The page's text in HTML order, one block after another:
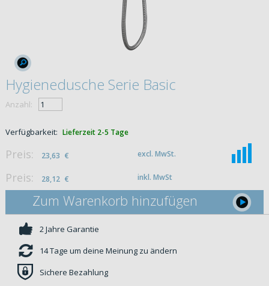
Hygienedusche Serie Basic
Anzahl:
Verfügbarkeit: Lieferzeit 2-5 Tage
Preis: 23,63 € excl. MwSt.
Preis: 28,12 € inkl. MwSt
Zum Warenkorb hinzufügen
2 Jahre Garantie
14 Tage um deine Meinung zu ändern
Sichere Bezahlung